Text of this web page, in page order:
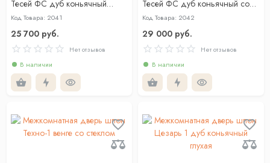
Тесей ФС дуб коньячный
глухая
Код Товара: 2041
25 700 руб.
Нет отзывов
В наличии
Тесей ФС дуб коньячный со
стеклом
Код Товара: 2042
29 000 руб.
Нет отзывов
В наличии